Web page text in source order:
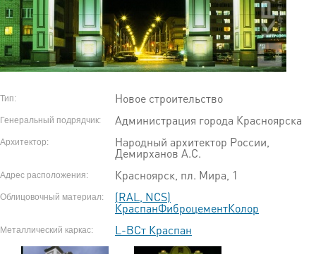
Тип: Новое строительство
Генеральный подрядчик: Администрация города Красноярска
Архитектор: Народный архитектор России,
Демирханов А.С.
Адрес расположения: Красноярск, пл. Мира, 1
Облицовочный материал: (RAL, NCS)
КраспанФиброцементКолор
Металлический каркас: L-ВСт Краспан